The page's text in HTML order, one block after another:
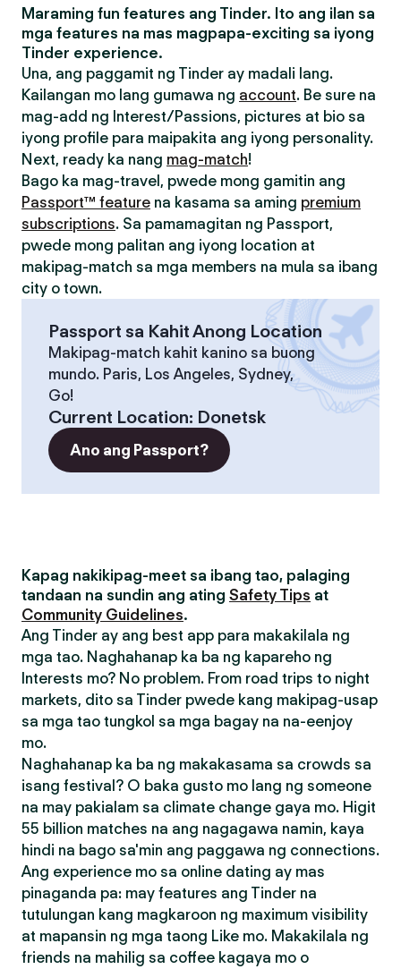
Maraming fun features ang Tinder. Ito ang ilan sa
mga features na mas magpapa-exciting sa iyong
Tinder experience.
Una, ang paggamit ng Tinder ay madali lang.
Kailangan mo lang gumawa ng account. Be sure na
mag-add ng Interest/Passions, pictures at bio sa
iyong profile para maipakita ang iyong personality.
Next, ready ka nang mag-match!
Bago ka mag-travel, pwede mong gamitin ang
Passport™ feature na kasama sa aming premium
subscriptions. Sa pamamagitan ng Passport,
pwede mong palitan ang iyong location at
makipag-match sa mga members na mula sa ibang
city o town.
Passport sa Kahit Anong Location
Makipag-match kahit kanino sa buong
mundo. Paris, Los Angeles, Sydney,
Go!
Current Location: Donetsk
Ano ang Passport?
Kapag nakikipag-meet sa ibang tao, palaging
tandaan na sundin ang ating Safety Tips at
Community Guidelines.
Ang Tinder ay ang best app para makakilala ng
mga tao. Naghahanap ka ba ng kapareho ng
Interests mo? No problem. From road trips to night
markets, dito sa Tinder pwede kang makipag-usap
sa mga tao tungkol sa mga bagay na na-eenjoy
mo.
Naghahanap ka ba ng makakasama sa crowds sa
isang festival? O baka gusto mo lang ng someone
na may pakialam sa climate change gaya mo. Higit
55 billion matches na ang nagagawa namin, kaya
hindi na bago sa'min ang paggawa ng connections.
Ang experience mo sa online dating ay mas
pinaganda pa: may features ang Tinder na
tutulungan kang magkaroon ng maximum visibility
at mapansin ng mga taong Like mo. Makakilala ng
friends na mahilig sa coffee kagaya mo o